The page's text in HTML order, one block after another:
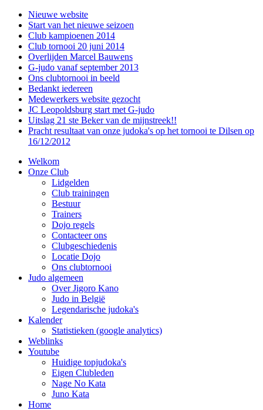
Nieuwe website
Start van het nieuwe seizoen
Club kampioenen 2014
Club tornooi 20 juni 2014
Overlijden Marcel Bauwens
G-judo vanaf september 2013
Ons clubtornooi in beeld
Bedankt iedereen
Medewerkers website gezocht
JC Leopoldsburg start met G-judo
Uitslag 21 ste Beker van de mijnstreek!!
Pracht resultaat van onze judoka's op het tornooi te Dilsen op
16/12/2012
Welkom
Onze Club
Lidgelden
Club trainingen
Bestuur
Trainers
Dojo regels
Contacteer ons
Clubgeschiedenis
Locatie Dojo
Ons clubtornooi
Judo algemeen
Over Jigoro Kano
Judo in België
Legendarische judoka's
Kalender
Statistieken (google analytics)
Weblinks
Youtube
Huidige topjudoka's
Eigen Clubleden
Nage No Kata
Juno Kata
Home